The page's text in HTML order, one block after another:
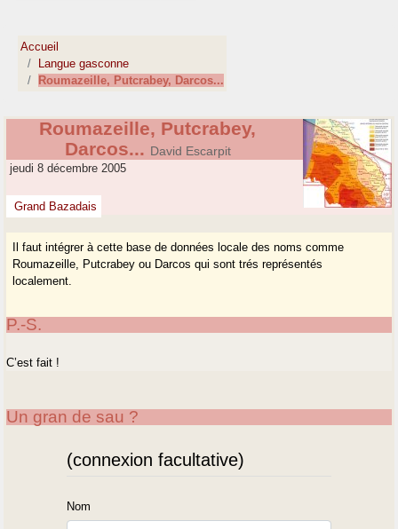
Accueil
Langue gasconne
Roumazeille, Putcrabey, Darcos...
Roumazeille, Putcrabey,
Darcos... David Escarpit
jeudi 8 décembre 2005
Grand Bazadais
Il faut intégrer à cette base de données locale des noms comme
Roumazeille, Putcrabey ou Darcos qui sont trés représentés
localement.
P.-S.
C’est fait !
Un gran de sau ?
(connexion facultative)
Nom